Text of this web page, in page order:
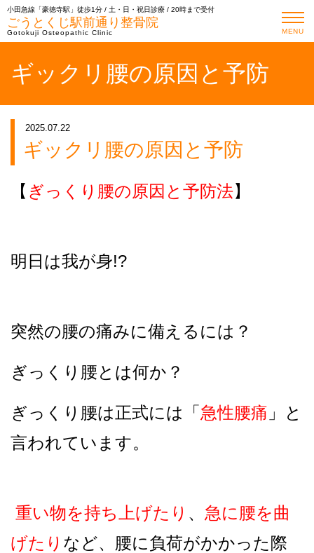
小田急線「豪徳寺駅」徒歩1分 / 土・日・祝日診療 / 20時まで受付
ごうとくじ駅前通り整骨院
Gotokuji Osteopathic Clinic MENU
ギックリ腰の原因と予防
2025.07.22
ギックリ腰の原因と予防
【 ぎっくり腰の原因と予防法】
明日は我が身!?
突然の腰の痛みに備えるには？
ぎっくり腰とは何か？
ぎっくり腰は正式には「 急性腰痛 」と
言われています。
重い物を持ち上げたり 、 急に腰を曲
げたり など、腰に負荷がかかった際